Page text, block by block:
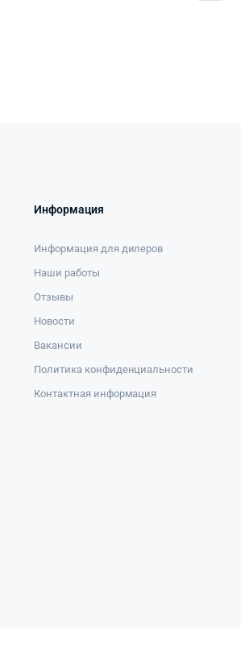
Информация
Информация для дилеров
Наши работы
Отзывы
Новости
Вакансии
Политика конфиденциальности
Контактная информация